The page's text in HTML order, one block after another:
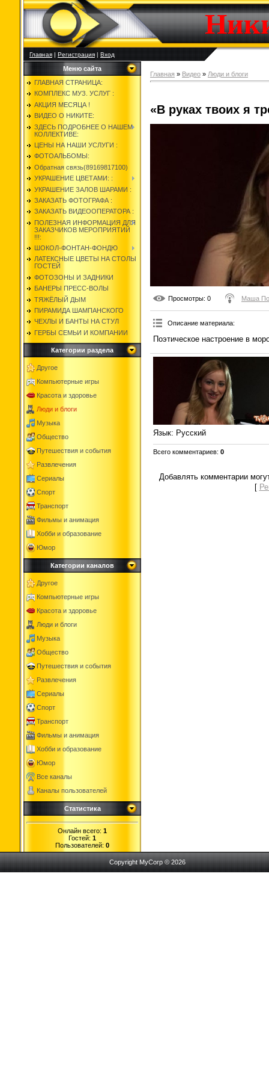
Главная|Регистрация|Вход
Меню сайта
ГЛАВНАЯ СТРАНИЦА:
КОМПЛЕКС МУЗ. УСЛУГ :
АКЦИЯ МЕСЯЦА !
ВИДЕО О НИКИТЕ:
ЗДЕСЬ ПОДРОБНЕЕ О НАШЕМ
КОЛЛЕКТИВЕ:
ЦЕНЫ НА НАШИ УСЛУГИ :
ФОТОАЛЬБОМЫ:
Обратная связь(89169817100)
УКРАШЕНИЕ ЦВЕТАМИ: :
УКРАШЕНИЕ ЗАЛОВ ШАРАМИ :
ЗАКАЗАТЬ ФОТОГРАФА :
ЗАКАЗАТЬ ВИДЕООПЕРАТОРА :
ПОЛЕЗНАЯ ИНФОРМАЦИЯ ДЛЯ
ЗАКАЗЧИКОВ МЕРОПРИЯТИЙ
!!!:
ШОКОЛ-ФОНТАН-ФОНДЮ
ЛАТЕКСНЫЕ ЦВЕТЫ НА СТОЛЫ
ГОСТЕЙ
ФОТОЗОНЫ И ЗАДНИКИ
БАНЕРЫ ПРЕСС-ВОЛЫ
ТЯЖЁЛЫЙ ДЫМ
ПИРАМИДА ШАМПАНСКОГО
ЧЕХЛЫ И БАНТЫ НА СТУЛ
ГЕРБЫ СЕМЬИ И КОМПАНИИ
Категории раздела
Другое
Компьютерные игры
Красота и здоровье
Люди и блоги
Музыка
Общество
Путешествия и события
Развлечения
Сериалы
Спорт
Транспорт
Фильмы и анимация
Хобби и образование
Юмор
Категории каналов
Другое
Компьютерные игры
Красота и здоровье
Люди и блоги
Музыка
Общество
Путешествия и события
Развлечения
Сериалы
Спорт
Транспорт
Фильмы и анимация
Хобби и образование
Юмор
Все каналы
Каналы пользователей
Статистика
Онлайн всего: 1
Гостей: 1
Пользователей: 0
Главная » Видео » Люди и блоги
«В руках твоих я
Просмотры: 0 Маша
Описание материала:
Поэтическое настроение в
Язык: Русский
Всего комментариев: 0
Добавлять комментарии
[
Copyright MyCorp © 2026